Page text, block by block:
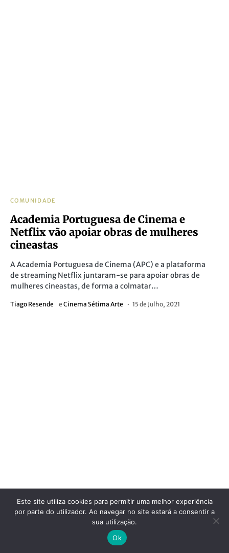
COMUNIDADE
Academia Portuguesa de Cinema e
Netflix vão apoiar obras de mulheres
cineastas
A Academia Portuguesa de Cinema (APC) e a plataforma
de streaming Netflix juntaram-se para apoiar obras de
mulheres cineastas, de forma a colmatar…
Tiago Resende e Cinema Sétima Arte 15 de Julho, 2021
Este site utiliza cookies para permitir uma melhor experiência
por parte do utilizador. Ao navegar no site estará a consentir a
sua utilização.
Ok